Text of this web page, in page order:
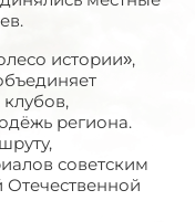
истории»,
региона.
советским